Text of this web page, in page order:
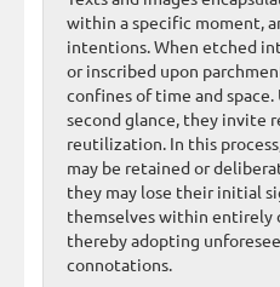
within a specific moment,
intentions. When etched
or inscribed upon
confines of time and space.
second glance, they invite
reutilization. In this
may be retained or
they may lose their initial
themselves within
thereby adopting
connotations.